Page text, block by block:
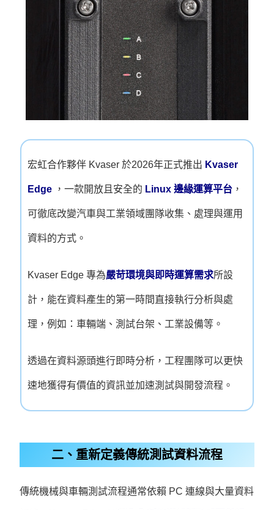
宏虹合作夥伴 Kvaser 於2026年正式推出 Kvaser
Edge ，一款開放且安全的 Linux 邊緣運算平台 ，
可徹底改變汽車與工業領域團隊收集、處理與運用
資料的方式。
Kvaser Edge 專為嚴苛環境與即時運算需求所設
計，能在資料產生的第一時間直接執行分析與處
理，例如：車輛端、測試台架、工業設備等。
透過在資料源頭進行即時分析，工程團隊可以更快
速地獲得有價值的資訊並加速測試與開發流程。
二、重新定義傳統測試資料流程
傳統機械與車輛測試流程通常依賴 PC 連線與大量資料